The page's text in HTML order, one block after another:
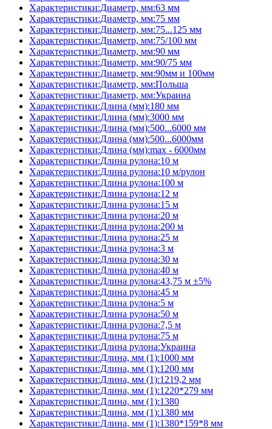
Характеристики:Диаметр, мм:63 мм
Характеристики:Диаметр, мм:75 мм
Характеристики:Диаметр, мм:75...125 мм
Характеристики:Диаметр, мм:75/100 мм
Характеристики:Диаметр, мм:90 мм
Характеристики:Диаметр, мм:90/75 мм
Характеристики:Диаметр, мм:90мм и 100мм
Характеристики:Диаметр, мм:Польша
Характеристики:Диаметр, мм:Украина
Характеристики:Длина (мм):180 мм
Характеристики:Длина (мм):3000 мм
Характеристики:Длина (мм):500...6000 мм
Характеристики:Длина (мм):500...6000мм
Характеристики:Длина (мм):max - 6000мм
Характеристики:Длина рулона:10 м
Характеристики:Длина рулона:10 м/рулон
Характеристики:Длина рулона:100 м
Характеристики:Длина рулона:12 м
Характеристики:Длина рулона:15 м
Характеристики:Длина рулона:20 м
Характеристики:Длина рулона:200 м
Характеристики:Длина рулона:25 м
Характеристики:Длина рулона:3 м
Характеристики:Длина рулона:30 м
Характеристики:Длина рулона:40 м
Характеристики:Длина рулона:43,75 м ±5%
Характеристики:Длина рулона:45 м
Характеристики:Длина рулона:5 м
Характеристики:Длина рулона:50 м
Характеристики:Длина рулона:7,5 м
Характеристики:Длина рулона:75 м
Характеристики:Длина рулона:Украина
Характеристики:Длина, мм (1):1000 мм
Характеристики:Длина, мм (1):1200 мм
Характеристики:Длина, мм (1):1219,2 мм
Характеристики:Длина, мм (1):1220*279 мм
Характеристики:Длина, мм (1):1380
Характеристики:Длина, мм (1):1380 мм
Характеристики:Длина, мм (1):1380*159*8 мм